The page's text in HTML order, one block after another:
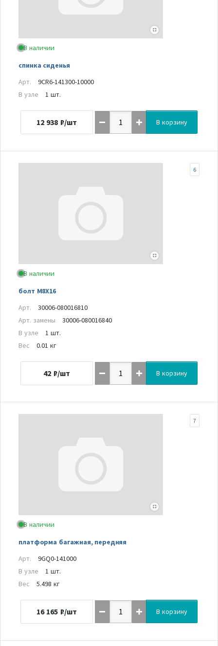
В наличии
спинка сиденья
Арт.
9CR6-141300-10000
В узле
1 шт.
12 938 ₽/шт В корзину
В наличии
болт M8X16
6
Арт.
30006-080016810
Арт. замены
30006-080016840
В узле
1 шт.
Вес
0.01 кг
42 ₽/шт В корзину
В наличии
платформа багажная, передняя
7
Арт.
9GQ0-141000
В узле
1 шт.
Вес
5.498 кг
16 165 ₽/шт В корзину